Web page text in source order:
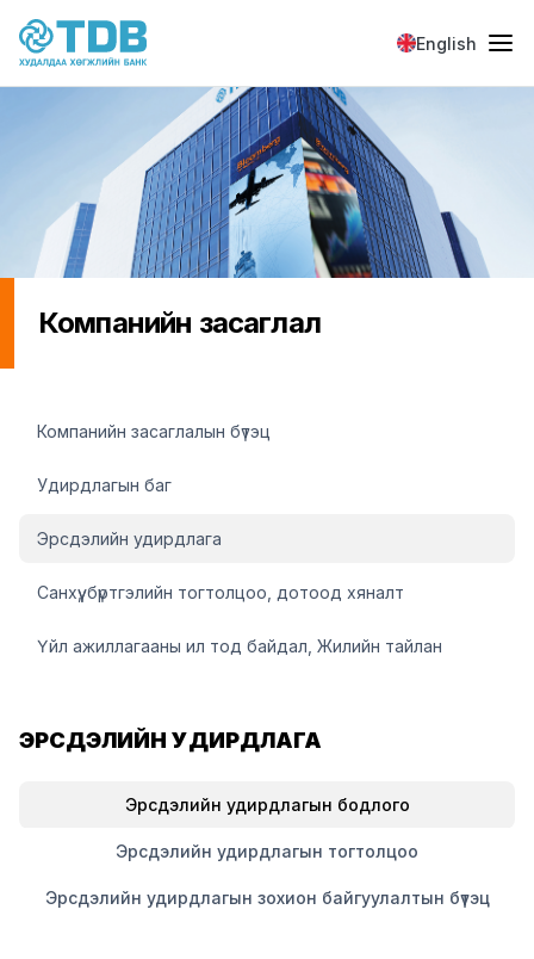
Skip to main content
English
Компанийн засаглал
Компанийн засаглалын бүтэц
Удирдлагын баг
Эрсдэлийн удирдлага
Санхүү, бүртгэлийн тогтолцоо, дотоод хяналт
Үйл ажиллагааны ил тод байдал, Жилийн тайлан
ЭРСДЭЛИЙН УДИРДЛАГА
Эрсдэлийн удирдлагын бодлого
Эрсдэлийн удирдлагын тогтолцоо
Эрсдэлийн удирдлагын зохион байгуулалтын бүтэц